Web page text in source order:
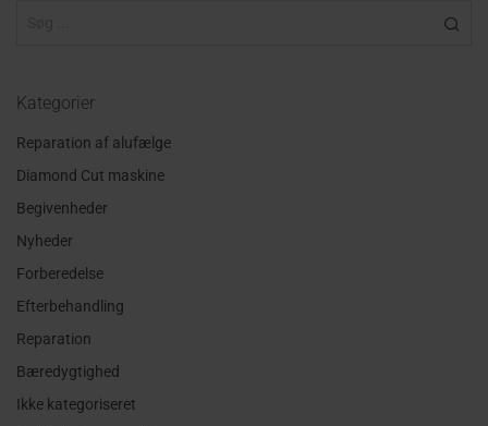
Kategorier
Reparation af alufælge
Diamond Cut maskine
Begivenheder
Nyheder
Forberedelse
Efterbehandling
Reparation
Bæredygtighed
Ikke kategoriseret